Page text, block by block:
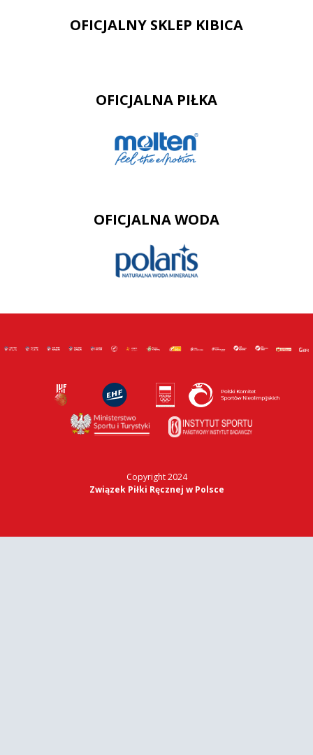
OFICJALNY SKLEP KIBICA
OFICJALNA PIŁKA
OFICJALNA WODA
Copyright 2024
Związek Piłki Ręcznej w Polsce